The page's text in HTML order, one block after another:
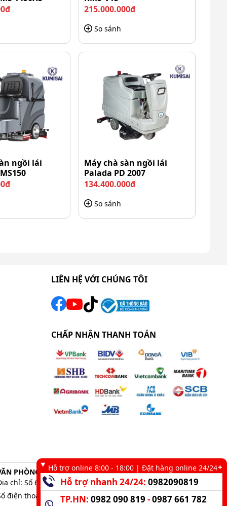
215.000.000đ
So sánh
ngồi lái
Máy chà sàn ngồi lái
Palada PD 2007
134.400.000đ
So sánh
LIÊN HỆ VỚI CHÚNG TÔI
CHẤP NHẬN THANH TOÁN
PHÒNG GIAO DỊCH TẠI TP. HCM
chỉ: Số 6 kênh 19/5, Phường Tân Sơn Nhì, TP. HCM
điện thoại:
0983 898 758 -0982 090 819
Hỗ trợ online 8:00 - 18:00 | Đặt hàng online 24/24
Hỗ trợ nhanh 24/24:0982090819
TP.HN:0982 090 819 -0987 661 782